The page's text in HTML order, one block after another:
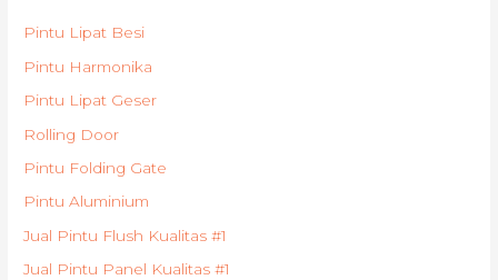
Pintu Lipat Besi
Pintu Harmonika
Pintu Lipat Geser
Rolling Door
Pintu Folding Gate
Pintu Aluminium
Jual Pintu Flush Kualitas #1
Jual Pintu Panel Kualitas #1